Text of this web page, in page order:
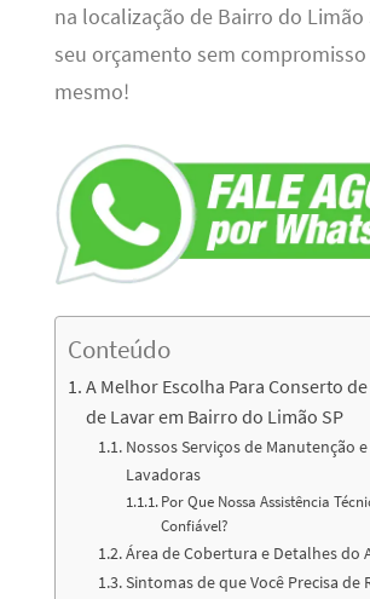
na localização de Bairro do Limão
seu orçamento sem compromisso
mesmo!
Conteúdo
A Melhor Escolha Para Conserto
de Lavar em Bairro do Limão SP
Nossos Serviços de Manutenção
Lavadoras
Por Que Nossa Assistência
Confiável?
Área de Cobertura e Detalhes do
Sintomas de que Você Precisa de